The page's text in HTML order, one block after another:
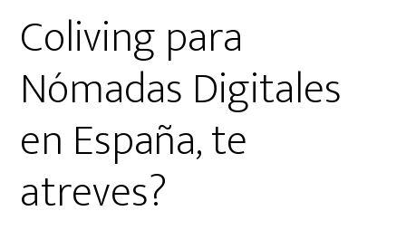
Coliving para
Nómadas Digitales
en España, te
atreves?